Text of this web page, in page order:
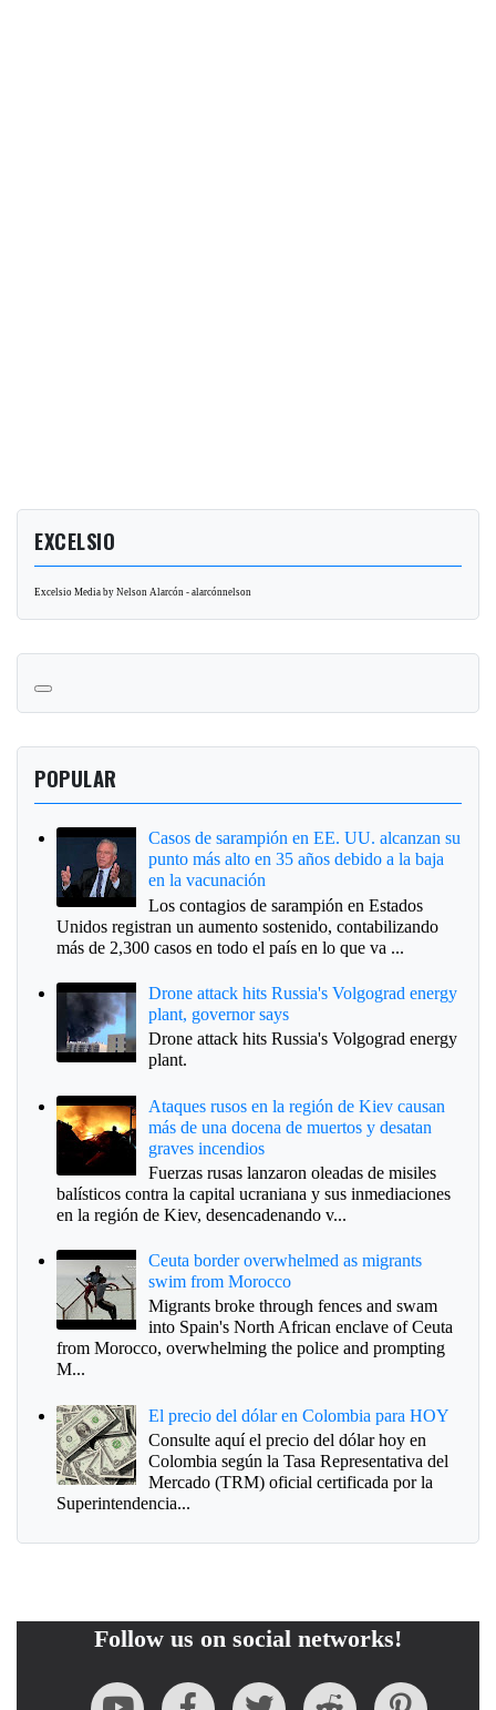
EXCELSIO
Excelsio Media by Nelson Alarcón - alarcónnelson
POPULAR
Casos de sarampión en EE. UU. alcanzan su
punto más alto en 35 años debido a la baja
en la vacunación
Los contagios de sarampión en Estados
Unidos registran un aumento sostenido, contabilizando
más de 2,300 casos en todo el país en lo que va ...
Drone attack hits Russia's Volgograd energy
plant, governor says
Drone attack hits Russia's Volgograd energy
plant.
Ataques rusos en la región de Kiev causan
más de una docena de muertos y desatan
graves incendios
Fuerzas rusas lanzaron oleadas de misiles
balísticos contra la capital ucraniana y sus inmediaciones
en la región de Kiev, desencadenando v...
Ceuta border overwhelmed as migrants
swim from Morocco
Migrants broke through fences and swam
into Spain's North African enclave of Ceuta
from Morocco, overwhelming the police and prompting
M...
El precio del dólar en Colombia para HOY
Consulte aquí el precio del dólar hoy en
Colombia según la Tasa Representativa del
Mercado (TRM) oficial certificada por la
Superintendencia...
Follow us on social networks!